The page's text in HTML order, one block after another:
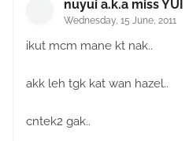
nuyui a.k.a miss YUI
Wednesday, 15 June, 2011
ikut mcm mane kt nak..
akk leh tgk kat wan hazel..
cntek2 gak..